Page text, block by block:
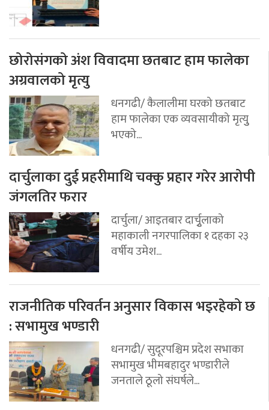
छोरोसंगको अंश विवादमा छतबाट हाम फालेका
अग्रवालको मृत्यु
धनगढी/ कैलालीमा घरको छतबाट
हाम फालेका एक व्यवसायीको मृत्युु
भएको...
दार्चुलाका दुई प्रहरीमाथि चक्कु प्रहार गरेर आरोपी
जंगलतिर फरार
दार्चुला/ आइतबार दार्चुृलाको
महाकाली नगरपालिका १ दहका २३
वर्षीय उमेश...
राजनीतिक परिवर्तन अनुसार विकास भइरहेको छ
: सभामुख भण्डारी
धनगढी/ सुदूरपश्चिम प्रदेश सभाका
सभामुख भीमबहादुर भण्डारीले
जनताले ठूलो संघर्षले...